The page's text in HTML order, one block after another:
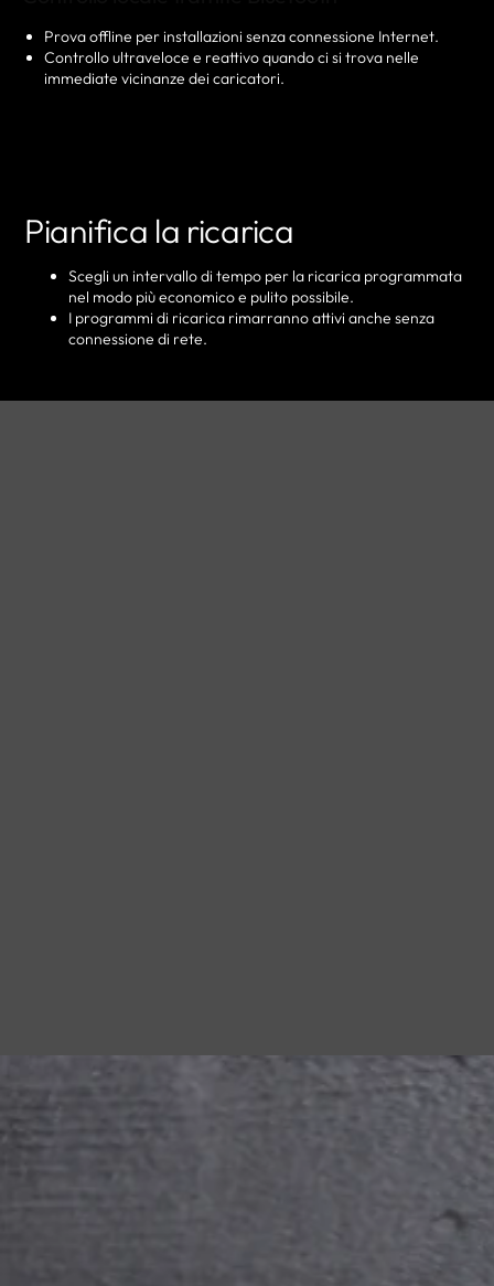
Prova offline per installazioni senza connessione Internet.
Controllo ultraveloce e reattivo quando ci si trova nelle
immediate vicinanze dei caricatori.
Pianifica la ricarica
Scegli un intervallo di tempo per la ricarica programmata
nel modo più economico e pulito possibile.
I programmi di ricarica rimarranno attivi anche senza
connessione di rete.